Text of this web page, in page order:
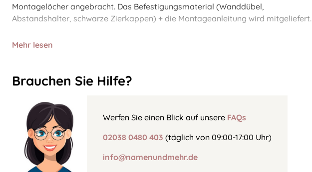
Montagelöcher angebracht. Das Befestigungsmaterial (Wanddübel,
Abstandshalter, schwarze Zierkappen) + die Montageanleitung wird mitgeliefert.
Mehr lesen
Brauchen Sie Hilfe?
Werfen Sie einen Blick auf unsere FAQs
02038 0480 403 (täglich von 09:00-17:00 Uhr)
info@namenundmehr.de